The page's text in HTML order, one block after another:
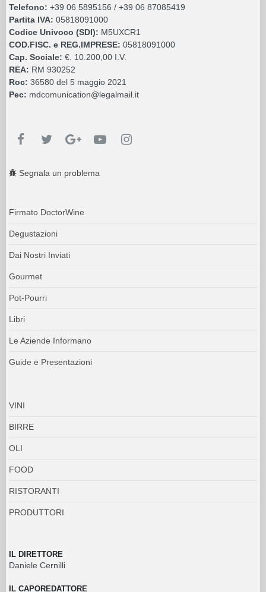
Telefono: +39 06 5895156 / +39 06 87085419
Partita IVA: 05818091000
Codice Univoco (SDI): M5UXCR1
COD.FISC. e REG.IMPRESE: 05818091000
Cap. Sociale: €. 10.200,00 I.V.
REA: RM 930252
Roc: 36580 del 5 maggio 2021
Pec: mdcomunication@legalmail.it
Segnala un problema
Firmato DoctorWine
Degustazioni
Dai Nostri Inviati
Gourmet
Pot-Pourri
Libri
Le Aziende Informano
Guide e Presentazioni
VINI
BIRRE
OLI
FOOD
RISTORANTI
PRODUTTORI
IL DIRETTORE
Daniele Cernilli
IL CAPOREDATTORE